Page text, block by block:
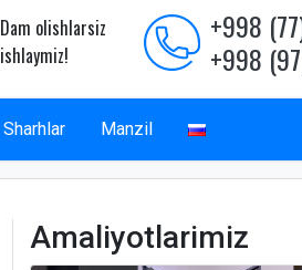
Dam olishlarsiz
ishlaymiz!
+998
+998
Sharhlar Manzil
Amaliyotlarimiz